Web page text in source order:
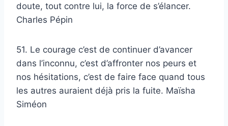
doute, tout contre lui, la force de s’élancer.
Charles Pépin
51. Le courage c’est de continuer d’avancer
dans l’inconnu, c’est d’affronter nos peurs et
nos hésitations, c’est de faire face quand tous
les autres auraient déjà pris la fuite. Maïsha
Siméon